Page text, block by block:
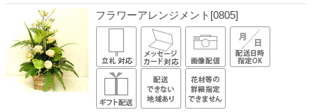
フラワーアレンジメント[0805]